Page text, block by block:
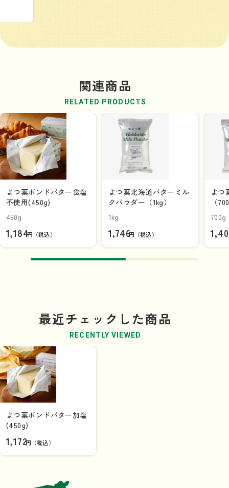
関連商品
RELATED PRODUCTS
よつ葉ポンドバター食塩
不使用(450g)
450g
1,184円（税込）
よつ葉北海道バターミル
クパウダー（1kg）
1kg
1,746円（税込）
よつ
（
700g
最近チェックした商品
RECENTLY VIEWED
よつ葉ポンドバター加塩
(450g)
1,172円（税込）